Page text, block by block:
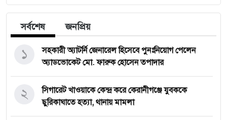
সর্বশেষ জনপ্রিয়
সহকারী অ্যাটর্নি জেনারেল হিসেবে পুনঃনিয়োগ পেলেন
অ্যাডভোকেট মো. ফারুক হোসেন তপাদার
১
সিগারেট খাওয়াকে কেন্দ্র করে কেরানীগঞ্জে যুবককে
ছুরিকাঘাতে হত্যা, থানায় মামলা
২